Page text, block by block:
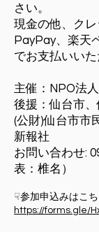
さい。
現金の他、クレ
PayPay、楽天
でお支払いいた
主催：NPO法
後援：仙台市、
(公財)仙台市市
新報社
お問い合わせ:
表：椎名）
☟参加申込みはこ
https://forms.gle/